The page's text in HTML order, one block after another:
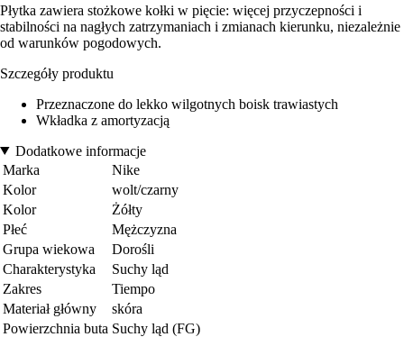
Płytka zawiera stożkowe kołki w pięcie: więcej przyczepności i
stabilności na nagłych zatrzymaniach i zmianach kierunku, niezależnie
od warunków pogodowych.
Szczegóły produktu
Przeznaczone do lekko wilgotnych boisk trawiastych
Wkładka z amortyzacją
Dodatkowe informacje
Marka
Nike
Kolor
wolt/czarny
Kolor
Żółty
Płeć
Mężczyzna
Grupa wiekowa
Dorośli
Charakterystyka
Suchy ląd
Zakres
Tiempo
Materiał główny
skóra
Powierzchnia buta Suchy ląd (FG)